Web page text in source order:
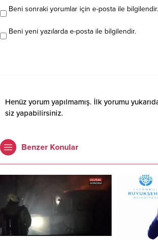
Beni sonraki yorumlar için e-posta ile bilgilendir.
Beni yeni yazılarda e-posta ile bilgilendir.
Henüz yorum yapılmamış. İlk yorumu
siz yapabilirsiniz.
Benzer Konular